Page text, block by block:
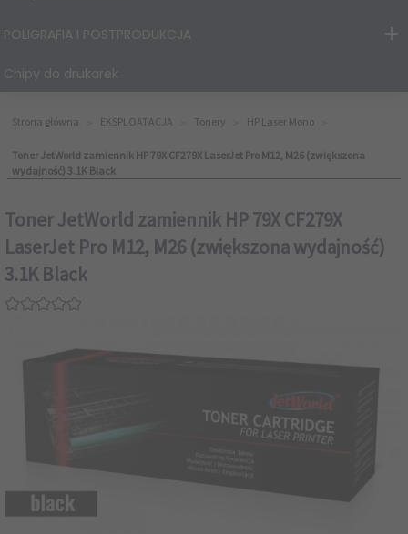
POLIGRAFIA I POSTPRODUKCJA
Chipy do drukarek
Strona główna EKSPLOATACJA Tonery HP Laser Mono
Toner JetWorld zamiennik HP 79X CF279X LaserJet Pro M12, M26 (zwiększona
wydajność) 3.1K Black
Toner JetWorld zamiennik HP 79X CF279X
LaserJet Pro M12, M26 (zwiększona wydajność)
3.1K Black